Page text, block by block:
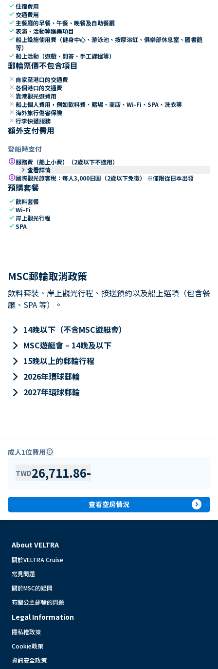
check住宿費用
check 交通費用
check 主餐廳的早餐、午餐、晚餐及自助餐廳
check表演、活動等娛樂項目
check船上設施使用費（健身中心、游泳池、按摩浴缸、俱樂部休息室、圖書館
等）
check船上活動（遊戲、問答、手工課程等）
郵輪票價不包含項目
close 自家至港口的交通費
close 各個港口的交通費
close 靠港觀光遊費用
close 船上個人費用，例如飲料費、賭場、商店、Wi-Fi、SPA、洗衣等
close 海外旅行傷害保險
close 行李快遞服務
額外支付費用
登船時支付
paid服務費（船上小費）（2歲以下不適用）
keyboard_arrow_right 查看詳情
paid國際觀光旅客稅：每人3,000日圓（2歲以下免徵） ※僅限從日本出發
預購套餐
check飲料套餐
checkWi-Fi
check 岸上觀光行程
checkSPA
MSC郵輪取消政策
飲料套裝、岸上觀光行程、接送預約以及船上選項（包含餐
廳、SPA 等）。
keyboard_arrow_right 14晚以下（不含MSC遊艇會）
keyboard_arrow_right MSC遊艇會 – 14晚及以下
keyboard_arrow_right 15晚以上的郵輪行程
keyboard_arrow_right 2026年環球郵輪
keyboard_arrow_right 2027年環球郵輪
成人1位費用info
TWD26,711.86-
查看空房情況 expand_circle_right
About VELTRA
關於VELTRA Cruise
常見問題
關於MSC的疑問
有關公主郵輪的問題
Legal Information
隱私權政策
Cookie政策
資訊安全政策